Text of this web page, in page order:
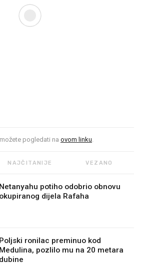
pogledati na ovom linku.
NAJČITANIJE VEZANO
Netanyahu potiho odobrio obnovu
okupiranog dijela Rafaha
Poljski ronilac preminuo kod
Medulina, pozlilo mu na 20 metara
dubine